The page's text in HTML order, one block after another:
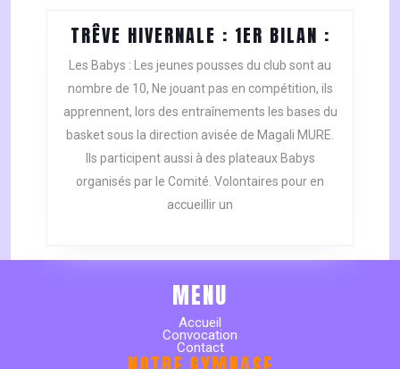
TRÊVE HIVERNALE : 1ER BILAN :
:
1ER
BILAN
:
Les Babys : Les jeunes pousses du club sont au
nombre de 10, Ne jouant pas en compétition, ils
apprennent, lors des entraînements les bases du
basket sous la direction avisée de Magali MURE.
Ils participent aussi à des plateaux Babys
organisés par le Comité. Volontaires pour en
accueillir un
MENU
Accueil
Convocation
Contact